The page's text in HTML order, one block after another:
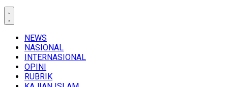
NEWS
NASIONAL
INTERNASIONAL
OPINI
RUBRIK